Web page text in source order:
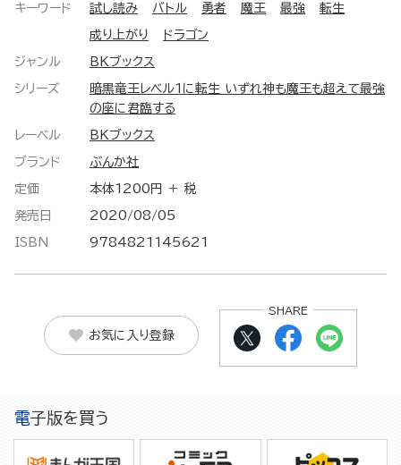
キーワード 試し読み バトル 勇者 魔王 最強 転生
成り上がり ドラゴン
ジャンル BKブックス
シリーズ
暗黒竜王レベル1に転生 いずれ神も魔王も超えて最強
の座に君臨する
レーベル BKブックス
ブランド ぶんか社
定価 本体1200円 ＋ 税
発売日 2020/08/05
ISBN 9784821145621
お気に入り登録
SHARE
電子版を買う